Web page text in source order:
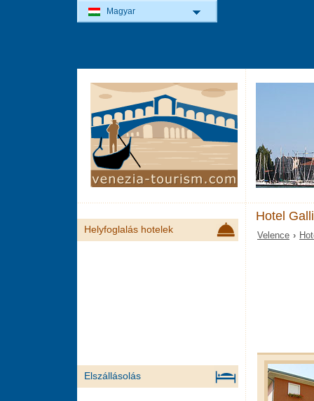
Hotel
Velence ›
Helyfoglalás hotelek
Elszállásolás
Magyar